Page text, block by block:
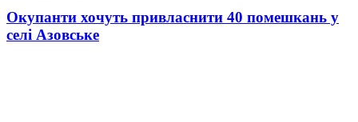
Окупанти хочуть привласнити 40 помешкань у
селі Азовське